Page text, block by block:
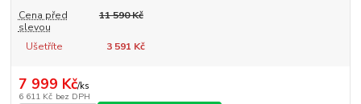
Cena před
slevou
11 590 Kč
Ušetříte 3 591 Kč
7 999 Kč/ks
6 611 Kč bez DPH